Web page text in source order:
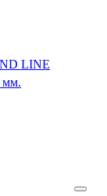
LINE
мм.